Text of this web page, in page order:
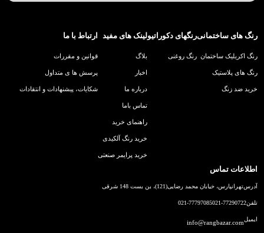
رنگ های ساختمانی
رنگ اکریلیک ساختمان
رنگ های پلاستیک
خرید ضد زنگ
رنگهای دکوراتیو
رنگ روغنی
لینک های مفید
بلاگ
اخبار
درباره ما
تماس باما
راهنمای خرید
خرید رنگ آلکیدی
خرید پرایمر صنعتی
ارتباط با ما
قوانین و مقررات
پرسش ها ی متداول
شکایات، پیشنهادات و انتقادات
اطلاعات تماس
آدرستهرانپارس، خیابان محمد رضایی(121)، بن بست 148 شرقی
تلفن021-77290722
021-77797085
ایمیلinfo@rangbazar.com